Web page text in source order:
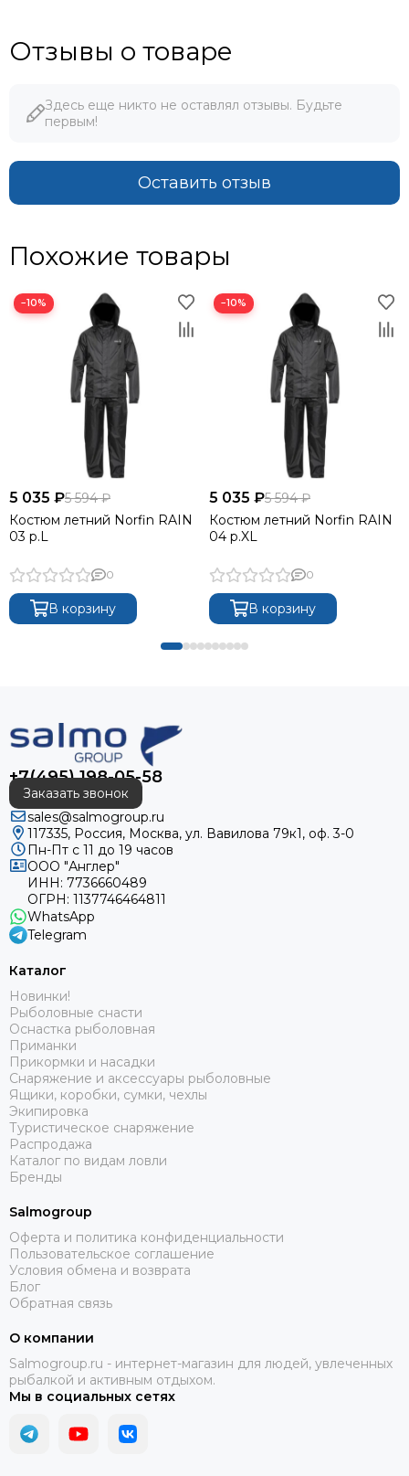
Отзывы о товаре
Здесь еще никто не оставлял отзывы. Будьте
первым!
Оставить отзыв
Похожие товары
−10%
5 035 ₽5 594 ₽
Костюм летний Norfin RAIN
03 р.L
0
В корзину
−10%
5 035 ₽5 594 ₽
Костюм летний Norfin RAIN
04 р.XL
0
В корзину
+7(495) 198-05-58
Заказать звонок
sales@salmogroup.ru
117335, Россия, Москва, ул. Вавилова 79к1, оф. 3-0
Пн-Пт с 11 до 19 часов
ООО "Англер"
ИНН: 7736660489
ОГРН: 1137746464811
WhatsApp
Telegram
Каталог
Новинки!
Рыболовные снасти
Оснастка рыболовная
Приманки
Прикормки и насадки
Снаряжение и аксессуары рыболовные
Ящики, коробки, сумки, чехлы
Экипировка
Туристическое снаряжение
Распродажа
Каталог по видам ловли
Бренды
Salmogroup
Оферта и политика конфиденциальности
Пользовательское соглашение
Условия обмена и возврата
Блог
Обратная связь
О компании
Salmogroup.ru - интернет-магазин для людей, увлеченных
рыбалкой и активным отдыхом.
Мы в социальных сетях